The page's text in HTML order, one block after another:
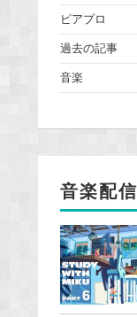
ピアプロ
過去の記事
音楽
音楽配